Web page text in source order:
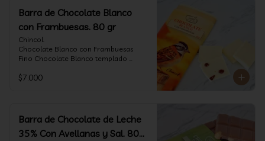
Barra de Chocolate Blanco
con Frambuesas. 80 gr
Chincol.
Chocolate Blanco con Frambuesas
Fino Chocolate Blanco templado
frambuesas deshidratadas, con un perfil
Formato: tableta 80 gramos.
$7.000
Barra de Chocolate de Leche
35% Con Avellanas y Sal. 80